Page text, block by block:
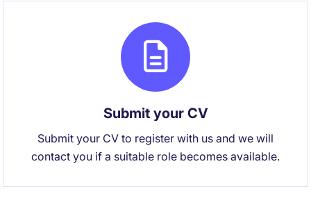
Submit your CV
Submit your CV to register with us and we will
contact you if a suitable role becomes available.